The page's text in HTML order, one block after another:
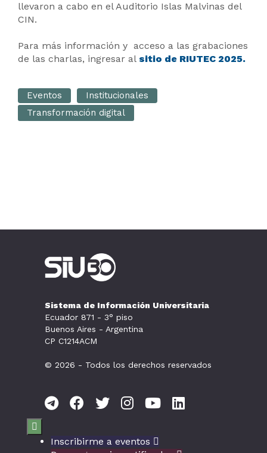
llevaron a cabo en el Auditorio Islas Malvinas del
CIN.
Para más información y acceso a las grabaciones
de las charlas, ingresar al sitio de RIUTEC 2025.
Eventos
Institucionales
Transformación digital
Sistema de Información Universitaria
Ecuador 871 - 3° piso
Buenos Aires - Argentina
CP C1214ACM
© 2026 - Todos los derechos reservados

Inscribirme a eventos 